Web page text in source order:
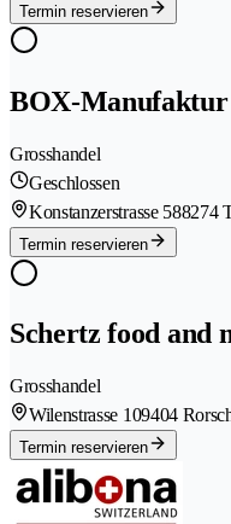
Termin reservieren
BOX-Manufaktur
Grosshandel
Geschlossen
Konstanzerstrasse 588274
Termin reservieren
Schertz food and
Grosshandel
Wilenstrasse 109404
Termin reservieren